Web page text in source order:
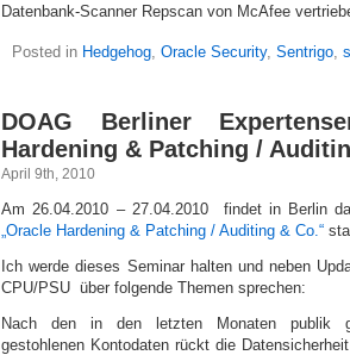
Datenbank-Scanner Repscan von McAfee
Posted in Hedgehog, Oracle Security, Sentrigo,
DOAG Berliner
Hardening & Patching /
April 9th, 2010
Am 26.04.2010 – 27.04.2010 findet in Berlin
„Oracle Hardening & Patching / Auditing & Co.“
Ich werde dieses Seminar halten und neben
CPU/PSU über folgende Themen sprechen:
Nach den in den letzten Monaten publik
gestohlenen Kontodaten rückt die